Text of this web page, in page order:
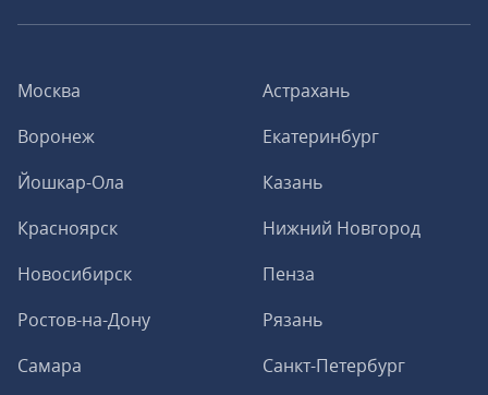
Москва
Астрахань
Воронеж
Екатеринбург
Йошкар-Ола
Казань
Красноярск
Нижний Новгород
Новосибирск
Пенза
Ростов-на-Дону
Рязань
Самара
Санкт-Петербург